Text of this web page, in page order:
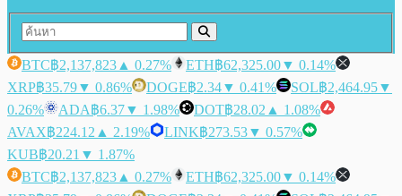
BTC฿2,137,823 ▲ 0.27% ETH฿62,325.00▼ 0.14%
XRP฿35.79▼ 0.86% DOGE฿2.34▼ 0.41% SOL฿2,464.95▼
0.26%
ADA฿6.37▼ 1.98% DOT฿28.02 ▲ 1.08%
AVAX฿224.12 ▲ 2.19% LINK฿273.53▼ 0.57%
KUB฿20.21 ▼ 1.87%
BTC฿2,137,823 ▲ 0.27% ETH฿62,325.00▼ 0.14%